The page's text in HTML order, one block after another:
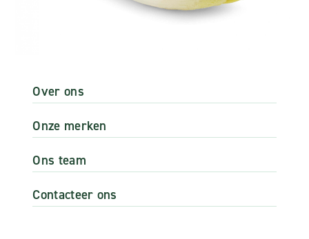
Over ons
Onze merken
Ons team
Contacteer ons